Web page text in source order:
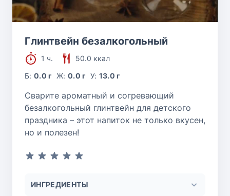
Глинтвейн безалкогольный
1 ч.
50.0 ккал
Б:0.0 г Ж: 0.0 г У: 13.0 г
Сварите ароматный и согревающий
безалкогольный глинтвейн для детского
праздника – этот напиток не только вкусен,
но и полезен!
ИНГРЕДИЕНТЫ